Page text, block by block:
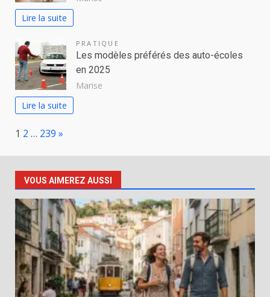
Lire la suite
PRATIQUE
Les modèles préférés des auto-écoles
en 2025
Marise
Lire la suite
Page:
1 2 … 239 Next
»
VOUS AIMEREZ AUSSI